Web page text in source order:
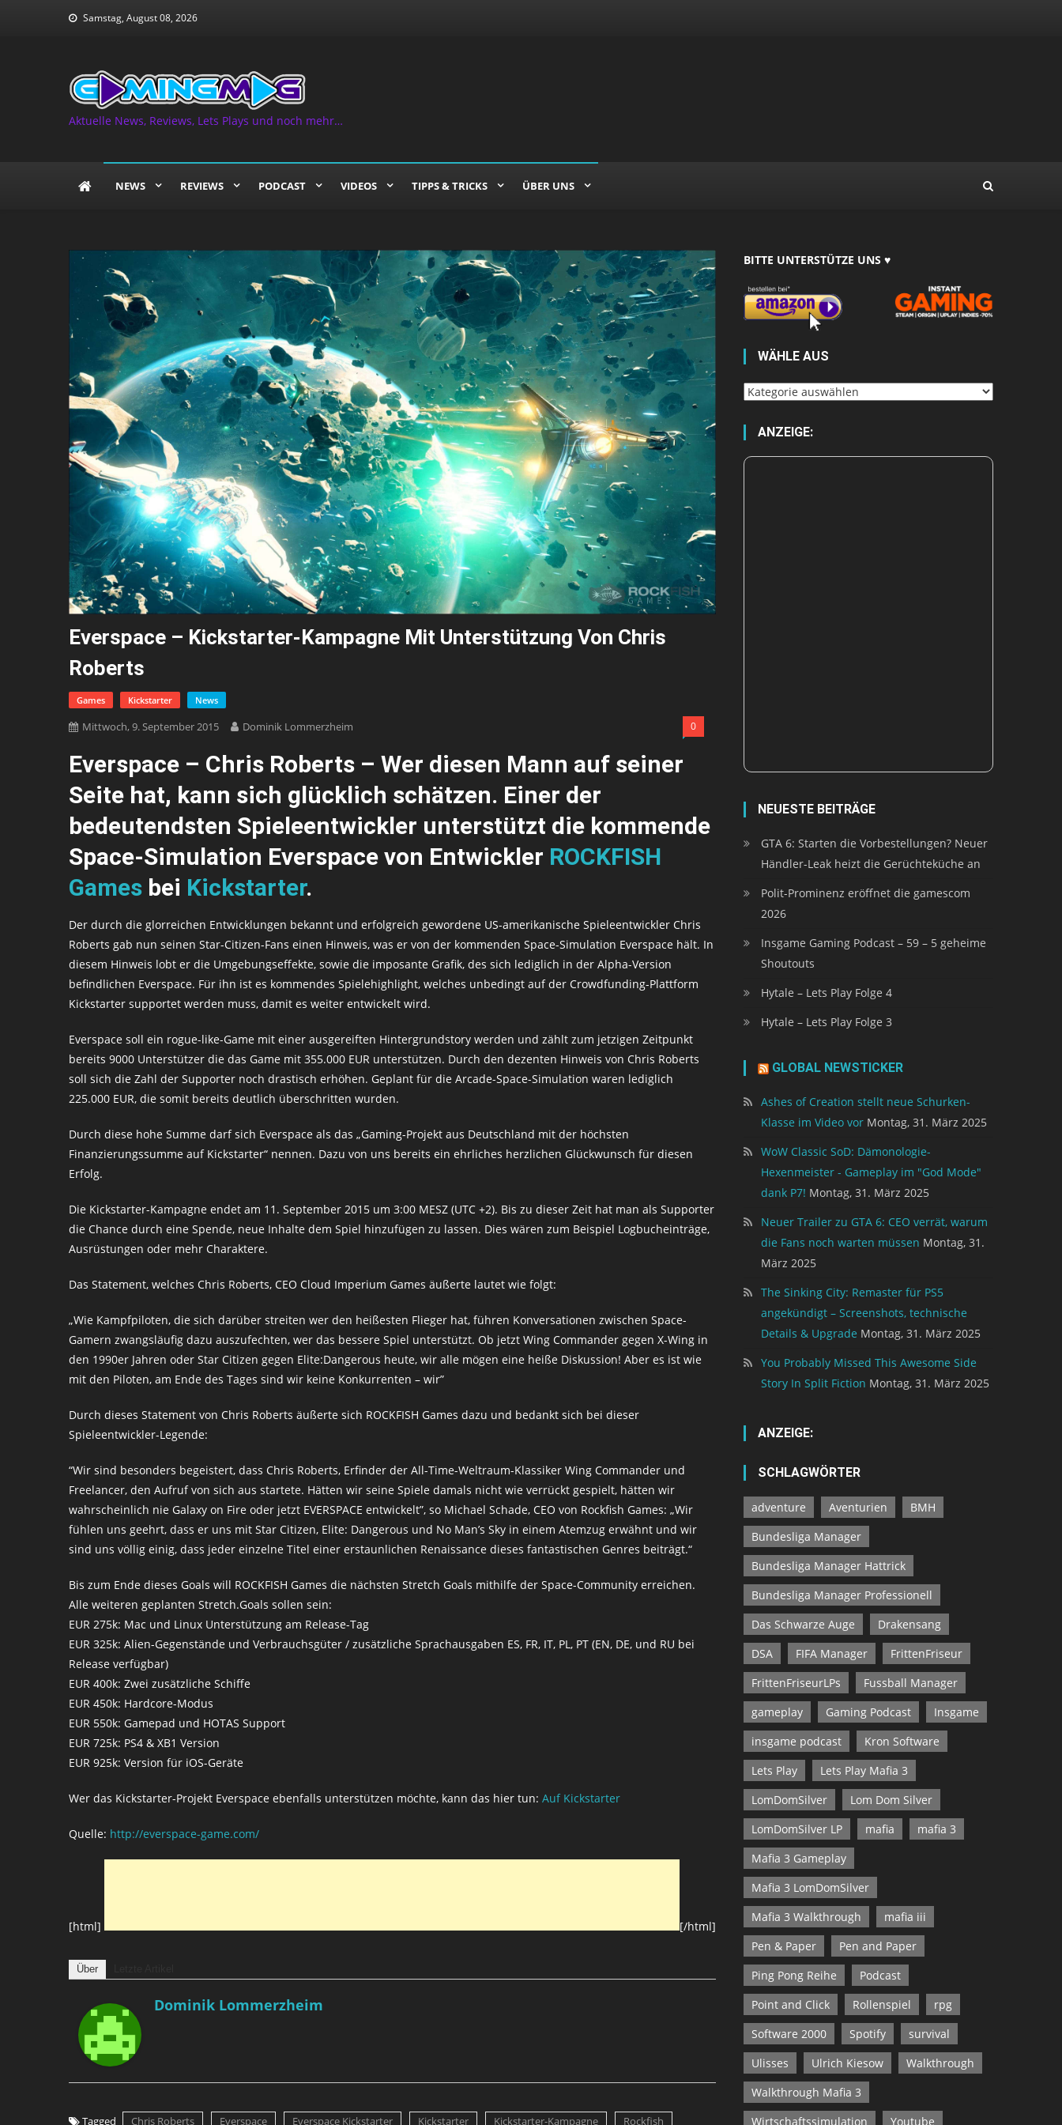
Samstag, August 08, 2026
Aktuelle News, Reviews, Lets Plays und noch mehr…
NEWS REVIEWS PODCAST VIDEOS TIPPS & TRICKS ÜBER UNS
Everspace – Kickstarter-Kampagne Mit Unterstützung Von Chris
Roberts
Games Kickstarter News
Mittwoch, 9. September 2015 Dominik Lommerzheim 0
Everspace – Chris Roberts – Wer diesen Mann auf seiner
Seite hat, kann sich glücklich schätzen. Einer der
bedeutendsten Spieleentwickler unterstützt die kommende
Space-Simulation Everspace von Entwickler ROCKFISH
Games bei Kickstarter.
Der durch die glorreichen Entwicklungen bekannt und erfolgreich gewordene US-amerikanische Spieleentwickler Chris
Roberts gab nun seinen Star-Citizen-Fans einen Hinweis, was er von der kommenden Space-Simulation Everspace hält. In
diesem Hinweis lobt er die Umgebungseffekte, sowie die imposante Grafik, des sich lediglich in der Alpha-Version
befindlichen Everspace. Für ihn ist es kommendes Spielehighlight, welches unbedingt auf der Crowdfunding-Plattform
Kickstarter supportet werden muss, damit es weiter entwickelt wird.
Everspace soll ein rogue-like-Game mit einer ausgereiften Hintergrundstory werden und zählt zum jetzigen Zeitpunkt
bereits 9000 Unterstützer die das Game mit 355.000 EUR unterstützen. Durch den dezenten Hinweis von Chris Roberts
soll sich die Zahl der Supporter noch drastisch erhöhen. Geplant für die Arcade-Space-Simulation waren lediglich
225.000 EUR, die somit bereits deutlich überschritten wurden.
Durch diese hohe Summe darf sich Everspace als das „Gaming-Projekt aus Deutschland mit der höchsten
Finanzierungssumme auf Kickstarter“ nennen. Dazu von uns bereits ein ehrliches herzlichen Glückwunsch für diesen
Erfolg.
Die Kickstarter-Kampagne endet am 11. September 2015 um 3:00 MESZ (UTC +2). Bis zu dieser Zeit hat man als Supporter
die Chance durch eine Spende, neue Inhalte dem Spiel hinzufügen zu lassen. Dies wären zum Beispiel Logbucheinträge,
Ausrüstungen oder mehr Charaktere.
Das Statement, welches Chris Roberts, CEO Cloud Imperium Games äußerte lautet wie folgt:
„Wie Kampfpiloten, die sich darüber streiten wer den heißesten Flieger hat, führen Konversationen zwischen Space-
Gamern zwangsläufig dazu auszufechten, wer das bessere Spiel unterstützt. Ob jetzt Wing Commander gegen X-Wing in
den 1990er Jahren oder Star Citizen gegen Elite:Dangerous heute, wir alle mögen eine heiße Diskussion! Aber es ist wie
mit den Piloten, am Ende des Tages sind wir keine Konkurrenten – wir”
Durch dieses Statement von Chris Roberts äußerte sich ROCKFISH Games dazu und bedankt sich bei dieser
Spieleentwickler-Legende:
“Wir sind besonders begeistert, dass Chris Roberts, Erfinder der All-Time-Weltraum-Klassiker Wing Commander und
Freelancer, den Aufruf von sich aus startete. Hätten wir seine Spiele damals nicht wie verrückt gespielt, hätten wir
wahrscheinlich nie Galaxy on Fire oder jetzt EVERSPACE entwickelt”, so Michael Schade, CEO von Rockfish Games: „Wir
fühlen uns geehrt, dass er uns mit Star Citizen, Elite: Dangerous und No Man’s Sky in einem Atemzug erwähnt und wir
sind uns völlig einig, dass jeder einzelne Titel einer erstaunlichen Renaissance dieses fantastischen Genres beiträgt.“
Bis zum Ende dieses Goals will ROCKFISH Games die nächsten Stretch Goals mithilfe der Space-Community erreichen.
Alle weiteren geplanten Stretch.Goals sollen sein:
EUR 275k: Mac und Linux Unterstützung am Release-Tag
EUR 325k: Alien-Gegenstände und Verbrauchsgüter / zusätzliche Sprachausgaben ES, FR, IT, PL, PT (EN, DE, und RU bei
Release verfügbar)
EUR 400k: Zwei zusätzliche Schiffe
EUR 450k: Hardcore-Modus
EUR 550k: Gamepad und HOTAS Support
EUR 725k: PS4 & XB1 Version
EUR 925k: Version für iOS-Geräte
Wer das Kickstarter-Projekt Everspace ebenfalls unterstützen möchte, kann das hier tun: Auf Kickstarter
Quelle: http://everspace-game.com/
[html] [/html]
Über
Dominik Lommerzheim
Tagged Chris Roberts Everspace Everspace Kickstarter Kickstarter Kickstarter-Kampagne
Rockfish
BITTE UNTERSTÜTZE UNS ♥
WÄHLE AUS
Wähle
ANZEIGE:
NEUESTE BEITRÄGE
GTA 6: Starten die Vorbestellungen? Neuer
Händler-Leak heizt die Gerüchteküche an
Polit-Prominenz eröffnet die gamescom
2026
Insgame Gaming Podcast – 59 – 5 geheime
Shoutouts
Hytale – Lets Play Folge 4
Hytale – Lets Play Folge 3
GLOBAL NEWSTICKER
Ashes of Creation stellt neue Schurken-
Klasse im Video vor Montag, 31. März 2025
WoW Classic SoD: Dämonologie-
Hexenmeister - Gameplay im "God Mode"
dank P7! Montag, 31. März 2025
Neuer Trailer zu GTA 6: CEO verrät, warum
die Fans noch warten müssen Montag, 31.
März 2025
The Sinking City: Remaster für PS5
angekündigt – Screenshots, technische
Details & Upgrade Montag, 31. März 2025
You Probably Missed This Awesome Side
Story In Split Fiction Montag, 31. März 2025
ANZEIGE:
SCHLAGWÖRTER
adventure Aventurien
BMH
Bundesliga Manager
Bundesliga Manager Hattrick
Bundesliga Manager Professionell
Das Schwarze Auge
Drakensang
DSA
FIFA Manager
FrittenFriseur
FrittenFriseurLPs
Fussball Manager
gameplay
Gaming Podcast
Insgame
insgame podcast
Kron Software
Lets Play
Lets Play Mafia 3
LomDomSilver
Lom Dom Silver
LomDomSilver LP
mafia
mafia 3
Mafia 3 Gameplay
Mafia 3 LomDomSilver
Mafia 3 Walkthrough
mafia iii
Pen & Paper
Pen and Paper
Ping Pong Reihe
Podcast
Point and Click
Rollenspiel
rpg
Software 2000
Spotify
survival
Ulisses
Ulrich Kiesow
Walkthrough
Walkthrough Mafia 3
Wirtschaftssimulation
Youtube